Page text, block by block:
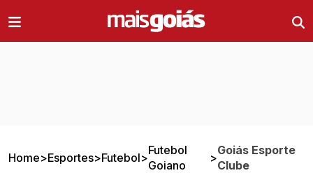
Home>Esportes>Futebol>
Futebol
Goiano
>
Goiás Esporte
Clube